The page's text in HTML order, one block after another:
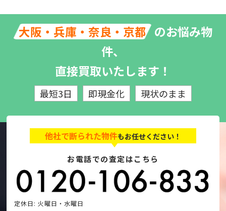
大阪・兵庫・奈良・京都 のお悩み物
件、
直接買取いたします！
最短3日 即現金化 現状のまま
他社で断られた物件もお任せください！
お電話での査定はこちら
定休日: 火曜日・水曜日